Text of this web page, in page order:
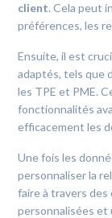
client. Cela peut
préférences, les
Ensuite, il est
adaptés, tels que
les TPE et PME.
fonctionnalités
efficacement les
Une fois les
personnaliser la
faire à travers des
personnalisées et